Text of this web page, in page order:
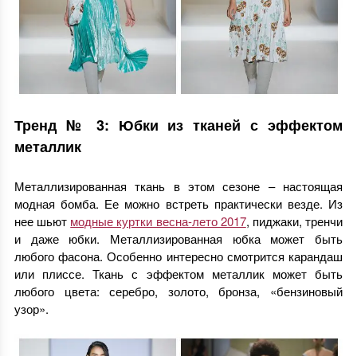
Тренд № 3: Юбки из тканей с эффектом
металлик
Металлизированная ткань в этом сезоне – настоящая
модная бомба. Ее можно встреть практически везде. Из
нее шьют модные куртки весна-лето 2017, пиджаки, тренчи
и даже юбки. Металлизированная юбка может быть
любого фасона. Особенно интересно смотрится карандаш
или плиссе. Ткань с эффектом металлик может быть
любого цвета: серебро, золото, бронза, «бензиновый
узор».